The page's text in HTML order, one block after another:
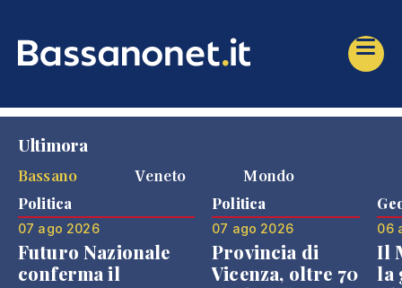
Ultimora
Bassano
Veneto Mondo
Politica
07 ago 2026
Futuro Nazionale
conferma il
Politica
07 ago 2026
Provincia di
Vicenza, oltre 70
06
Il
la